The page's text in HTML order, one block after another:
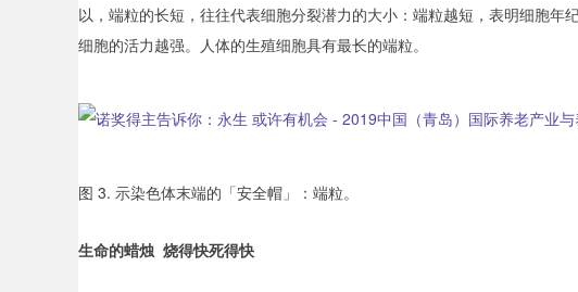
以，端粒的长短，往往代表细胞分裂潜力的大小：端粒越短，表明细胞年
细胞的活力越强。人体的生殖细胞具有最长的端粒。
图 3. 示染色体末端的 「安全帽」：端粒。
生命的蜡烛 烧得快死得快